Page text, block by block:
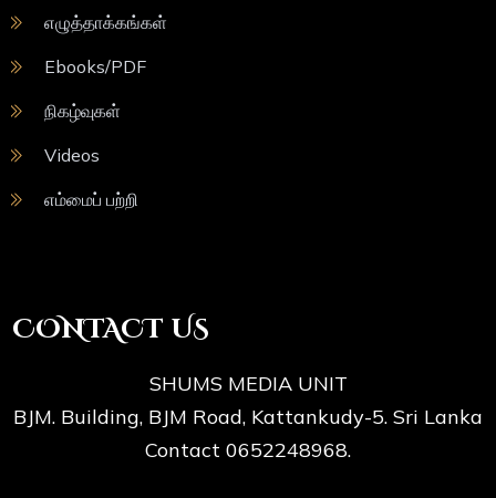
எழுத்தாக்கங்கள்
Ebooks/PDF
நிகழ்வுகள்
Videos
எம்மைப் பற்றி
CONTACT US
SHUMS MEDIA UNIT
BJM. Building, BJM Road, Kattankudy-5. Sri Lanka
Contact 0652248968.